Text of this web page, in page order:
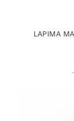
LAPIMA